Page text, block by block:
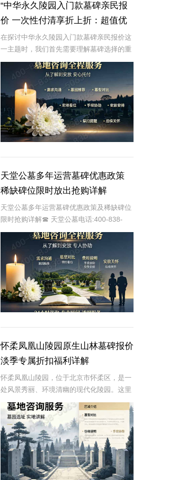
“中华永久陵园入门款墓碑亲民报
价 一次性付清享折上折：超值优
惠与便捷选择的完美结合”
在探讨中华永久陵园入门款墓碑亲民报价这
一主题时，我们首先需要理解墓碑选择的重
要性及其对逝者与生者的影响。墓碑不仅是
对逝者的纪念，也是对生者情感的寄托。因
此，选择一款既符合预算又具有纪念意义的
墓碑显得尤
天堂公墓多年运营墓碑优惠政策
稀缺碑位限时放出抢购详解
天堂公墓多年运营墓碑优惠政策及稀缺碑位
限时抢购详解☎ 天堂公墓电话:400-838-
5063天堂公墓，作为一家历史悠久的公墓，
多年来一直致力于为家属提供最优质、最便
捷的墓碑选择服务。随着社会的发展和
怀柔凤凰山陵园原生山林墓碑报价
淡季专属折扣福利详解
怀柔凤凰山陵园，位于北京市怀柔区，是一
处风景秀丽、环境清幽的现代化陵园。这里
依山傍水，绿树成荫，为逝者提供了一个宁
静而庄严的安息之地。近年来，随着人们对
逝者安葬方式的不断追求，墓碑作为纪念逝
者、寄托哀